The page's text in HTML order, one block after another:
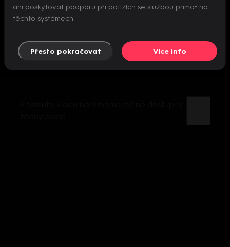
Nepodařilo se inicializovat přehrávač
ani poskytovat podporu při potížích se službou prima+ na
těchto systémech.
Přesto pokračovat Více info